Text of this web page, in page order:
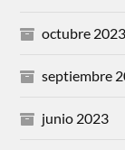
octubre 2023
septiembre
junio 2023